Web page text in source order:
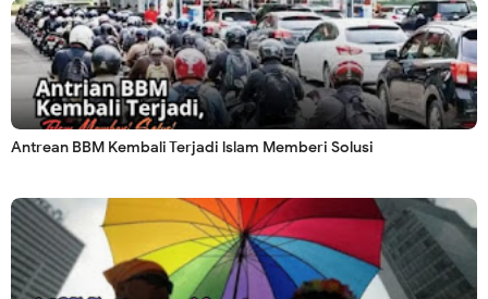
Antrean BBM Kembali Terjadi lslam Memberi Solusi